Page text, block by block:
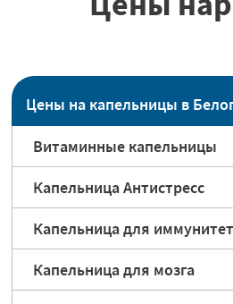
Цены на капельницы в
Витаминные капельницы
Капельница Антистресс
Капельница для
Капельница для мозга